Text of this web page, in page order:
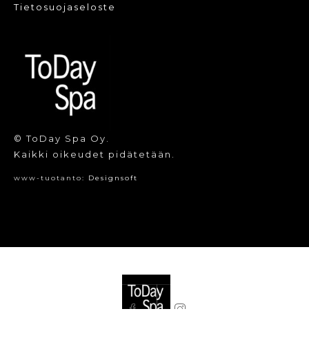
Tietosuojaseloste
© ToDay Spa Oy.
Kaikki oikeudet pidätetään.
www-tuotanto: Designsoft